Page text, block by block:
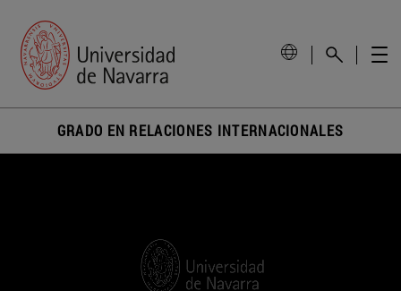
GRADO EN RELACIONES INTERNACIONALES